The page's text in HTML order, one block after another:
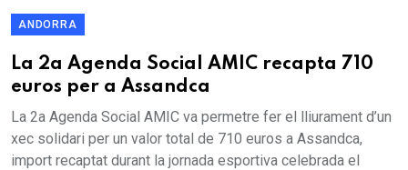
ANDORRA
La 2a Agenda Social AMIC recapta 710
euros per a Assandca
La 2a Agenda Social AMIC va permetre fer el lliurament d’un
xec solidari per un valor total de 710 euros a Assandca,
import recaptat durant la jornada esportiva celebrada el